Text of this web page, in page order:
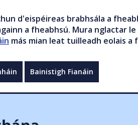
d'eispéireas brabhsála a
a fheabhsú. Mura nglactar
más mian leat tuilleadh eolais a
Bainistigh Fianáin